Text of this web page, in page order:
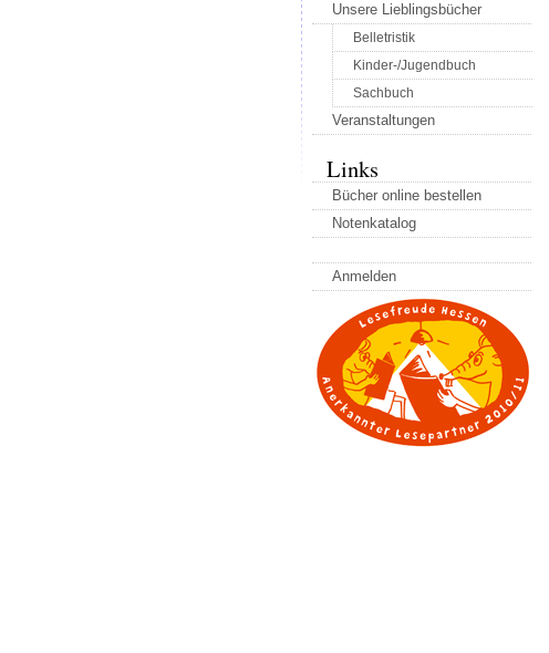
Unsere Lieblingsbücher
Belletristik
Kinder-/Jugendbuch
Sachbuch
Veranstaltungen
Links
Bücher online bestellen
Notenkatalog
Anmelden